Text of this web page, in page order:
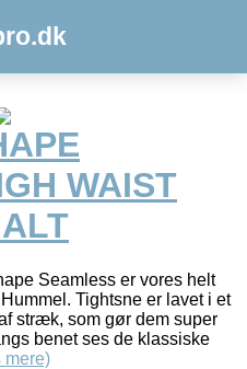
WAIST
Seamless er vores helt
Tightsne er lavet i et
stræk, som gør dem super
benet ses de klassiske